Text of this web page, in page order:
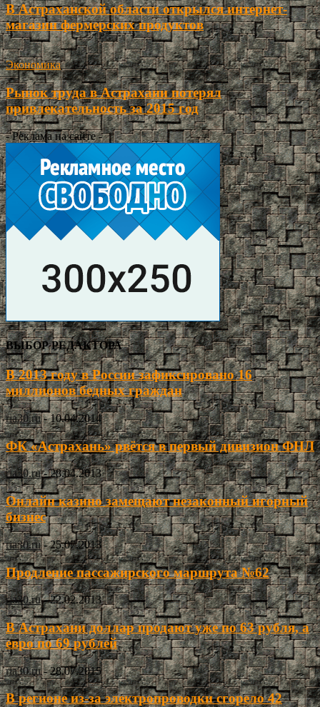
В Астраханской области открылся интернет-
магазин фермерских продуктов
Экономика
Рынок труда в Астрахани потерял
привлекательность за 2015 год
- Реклама на сайте -
ВЫБОР РЕДАКТОРА
В 2013 году в России зафиксировано 16
миллионов бедных граждан
ria30.ru - 10.04.2014
ФК «Астрахань» рвётся в первый дивизион ФНЛ
ria30.ru - 28.04.2013
Онлайн казино замещают незаконный игорный
бизнес
ria30.ru - 25.07.2013
Продление пассажирского маршрута №62
ria30.ru - 22.02.2013
В Астрахани доллар продают уже по 63 рубля, а
евро по 69 рублей
ria30.ru - 28.07.2015
В регионе из-за электропроводки сгорело 42